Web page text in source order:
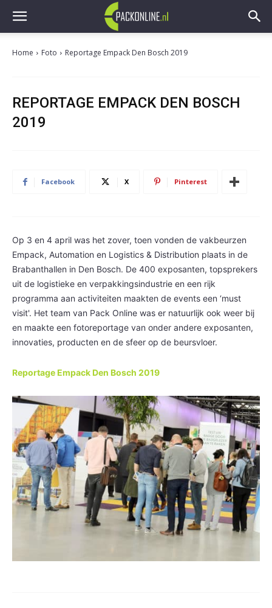
Home Foto Reportage Empack Den Bosch 2019
REPORTAGE EMPACK DEN BOSCH
2019
Facebook X Pinterest
Op 3 en 4 april was het zover, toen vonden de vakbeurzen
Empack, Automation en Logistics & Distribution plaats in de
Brabanthallen in Den Bosch. De 400 exposanten, topsprekers
uit de logistieke en verpakkingsindustrie en een rijk
programma aan activiteiten maakten de events een ‘must
visit'. Het team van Pack Online was er natuurlijk ook weer bij
en maakte een fotoreportage van onder andere exposanten,
innovaties, producten en de sfeer op de beursvloer.
Reportage Empack Den Bosch 2019